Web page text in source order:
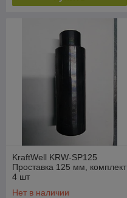
KraftWell KRW-SP125
Проставка 125 мм, комплект
4 шт
Нет в наличии